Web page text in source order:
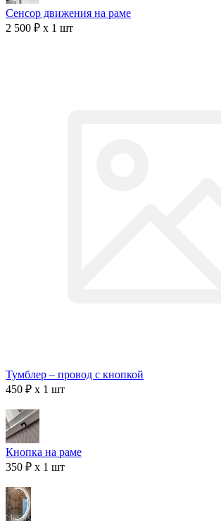
Сенсор движения на раме
2 500 ₽ x 1 шт
Тумблер – провод с кнопкой
450 ₽ x 1 шт
Кнопка на раме
350 ₽ x 1 шт